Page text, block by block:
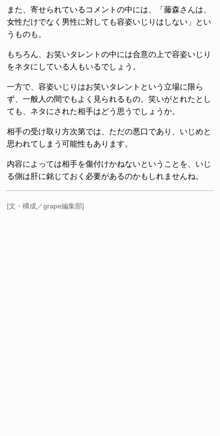
また、寄せられているコメントの中には、「藤森さんは、
女性だけでなく男性に対しても容姿いじりはしない」とい
うものも。
もちろん、お笑いタレントの中には合意の上で容姿いじり
をネタにしている人もいるでしょう。
一方で、容姿いじりはお笑いタレントという立場に限ら
ず、一般人の間でもよく見られるもの。笑いがとれたとし
ても、ネタにされた相手はどう思うでしょうか。
相手の受け取り方次第では、ただの悪口であり、いじめと
思われてしまう可能性もあります。
内容によっては相手を傷付けかねないということを、いじ
る側は肝に銘じておく必要があるのかもしれませんね。
[文・構成／grape編集部]